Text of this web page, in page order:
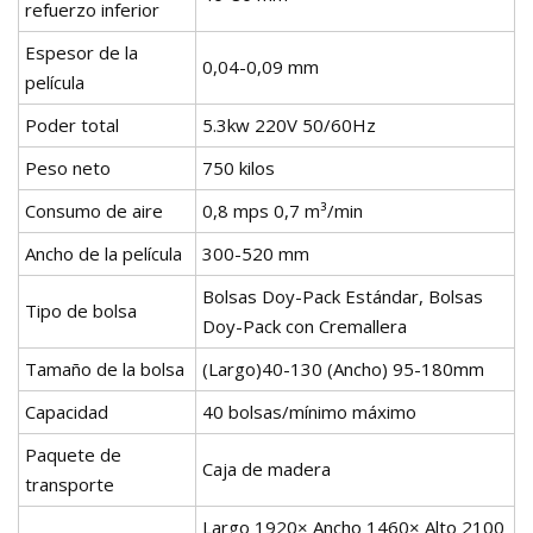
refuerzo inferior
Espesor de la
película
0,04-0,09 mm
Poder total
5.3kw 220V 50/60Hz
Peso neto
750 kilos
Consumo de aire
0,8 mps 0,7 m³/min
Ancho de la película
300-520 mm
Tipo de bolsa
Bolsas Doy-Pack Estándar, Bolsas
Doy-Pack con Cremallera
Tamaño de la bolsa
(Largo)40-130 (Ancho) 95-180mm
Capacidad
40 bolsas/mínimo máximo
Paquete de
transporte
Caja de madera
Largo 1920× Ancho 1460× Alto 2100